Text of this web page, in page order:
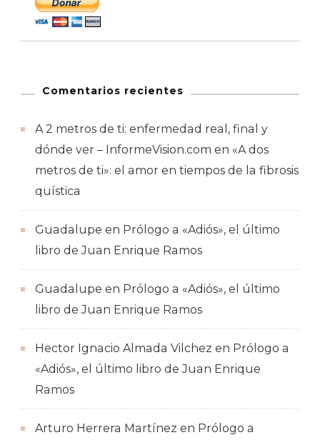
Comentarios recientes
A 2 metros de ti: enfermedad real, final y
dónde ver – InformeVision.com en «A dos
metros de ti»: el amor en tiempos de la fibrosis
quística
Guadalupe en Prólogo a «Adiós», el último
libro de Juan Enrique Ramos
Guadalupe en Prólogo a «Adiós», el último
libro de Juan Enrique Ramos
Hector Ignacio Almada Vilchez en Prólogo a
«Adiós», el último libro de Juan Enrique
Ramos
Arturo Herrera Martínez en Prólogo a